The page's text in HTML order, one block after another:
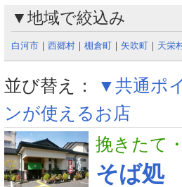
▼地域で絞込み
白河市 ｜ 西郷村 ｜ 棚倉町 ｜ 矢吹町 ｜ 天栄
並び替え：
▼共通ポ
ンが使えるお店
挽きたて
そば処